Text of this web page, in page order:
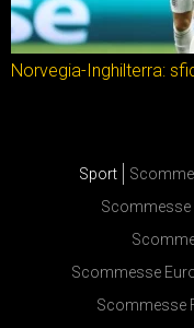
Norvegia-Inghilterra:
Sport
Scommesse
Scommesse
Scommesse